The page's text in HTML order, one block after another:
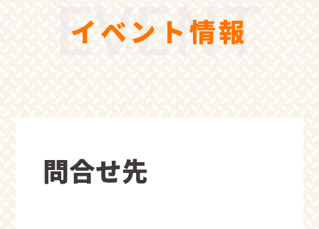
イベント情報
問合せ先